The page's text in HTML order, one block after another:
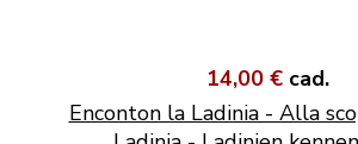
14,00 € cad.
Enconton la Ladinia - Alla